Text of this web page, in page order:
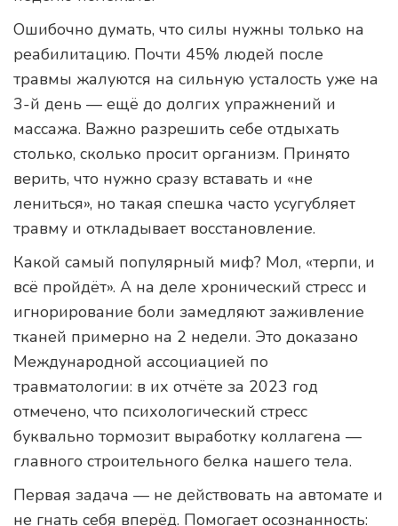
Ошибочно думать, что силы нужны только на
реабилитацию. Почти 45% людей после
травмы жалуются на сильную усталость уже на
3-й день — ещё до долгих упражнений и
массажа. Важно разрешить себе отдыхать
столько, сколько просит организм. Принято
верить, что нужно сразу вставать и «не
лениться», но такая спешка часто усугубляет
травму и откладывает восстановление.
Какой самый популярный миф? Мол, «терпи, и
всё пройдёт». А на деле хронический стресс и
игнорирование боли замедляют заживление
тканей примерно на 2 недели. Это доказано
Международной ассоциацией по
травматологии: в их отчёте за 2023 год
отмечено, что психологический стресс
буквально тормозит выработку коллагена —
главного строительного белка нашего тела.
Первая задача — не действовать на автомате и
не гнать себя вперёд. Помогает осознанность: